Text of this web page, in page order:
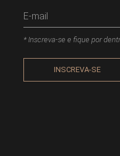
* Inscreva-se e fique por
INSCREVA-SE